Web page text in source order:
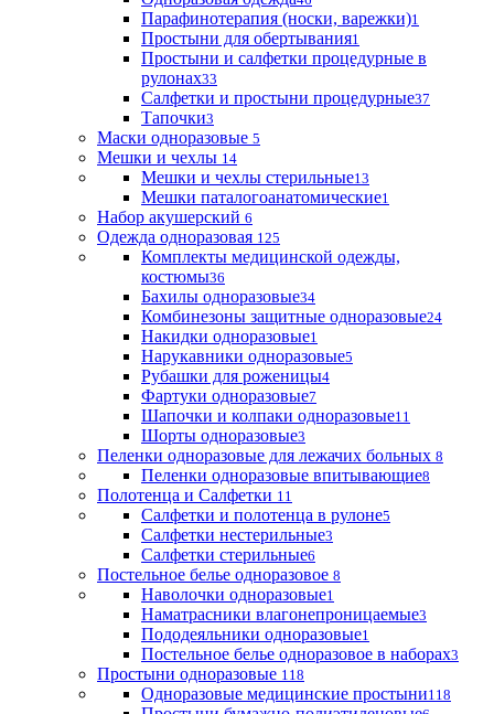
Парафинотерапия (носки, варежки)1
Простыни для обертывания1
Простыни и салфетки процедурные в
рулонах33
Салфетки и простыни процедурные37
Тапочки3
Маски одноразовые 5
Мешки и чехлы 14
Мешки и чехлы стерильные13
Мешки паталогоанатомические1
Набор акушерский 6
Одежда одноразовая 125
Комплекты медицинской одежды,
костюмы36
Бахилы одноразовые34
Комбинезоны защитные одноразовые24
Накидки одноразовые1
Нарукавники одноразовые5
Рубашки для роженицы4
Фартуки одноразовые7
Шапочки и колпаки одноразовые11
Шорты одноразовые3
Пеленки одноразовые для лежачих больных 8
Пеленки одноразовые впитывающие8
Полотенца и Салфетки 11
Салфетки и полотенца в рулоне5
Салфетки нестерильные3
Салфетки стерильные6
Постельное белье одноразовое 8
Наволочки одноразовые1
Наматрасники влагонепроницаемые3
Пододеяльники одноразовые1
Постельное белье одноразовое в наборах3
Простыни одноразовые 118
Одноразовые медицинские простыни118